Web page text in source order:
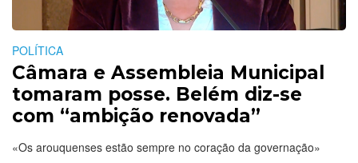
POLÍTICA
Câmara e Assembleia Municipal
tomaram posse. Belém diz-se
com “ambição renovada”
«Os arouquenses estão sempre no coração da governação»